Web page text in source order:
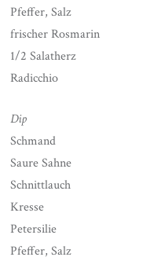
Pfeffer, Salz
frischer Rosmarin
1/2 Salatherz
Radicchio
Dip
Schmand
Saure Sahne
Schnittlauch
Kresse
Petersilie
Pfeffer, Salz